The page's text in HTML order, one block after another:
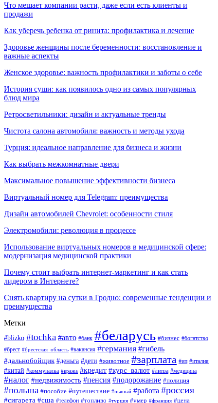
Что мешает компании расти, даже если есть клиенты и
продажи
Как уберечь ребенка от ринита: профилактика и лечение
Здоровье женщины после беременности: восстановление и
важные аспекты
Женское здоровье: важность профилактики и заботы о себе
История суши: как появилось одно из самых популярных
блюд мира
Ретросветильники: дизайн и актуальные тренды
Чистота салона автомобиля: важность и методы ухода
Турция: идеальное направление для бизнеса и жизни
Как выбрать межкомнатные двери
Максимальное повышение эффективности бизнеса
Виртуальный номер для Telegram: преимущества
Дизайн автомобилей Chevrolet: особенности стиля
Электромобили: революция в процессе
Использование виртуальных номеров в медицинской сфере:
модернизация медицинской практики
Почему стоит выбрать интернет-маркетинг и как стать
лидером в Интернете?
Снять квартиру на сутки в Гродно: современные тенденции и
преимущества
Метки
#blizko #tochka #авто #банк #беларусь #бизнес #богатство
#брест #брестская_область #вакансия #германия #гибель
#дальнобойщик #деньга #дети #животное #зарплата #ип #италия
#китай #коммуналка #кража #кредит #курс_валют #литва #медицина
#налог #недвижимость #пенсия #подорожание #полиция
#польша #пособие #путешествие #пьяный #работа #россия
#сигарета #сша #телефон #топливо #турция #умер #франция #цена